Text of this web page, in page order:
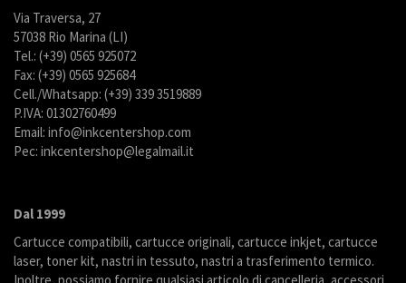
Via Traversa, 27
57038 Rio Marina (LI)
Tel.: (+39) 0565 925072
Fax: (+39) 0565 925684
Cell./Whatsapp: (+39) 339 3519889
P.IVA: 01302760499
Email: info@inkcentershop.com
Pec: inkcentershop@legalmail.it
Dal 1999
Cartucce compatibili, cartucce originali, cartucce inkjet, cartucce
laser, toner kit, nastri in tessuto, nastri a trasferimento termico.